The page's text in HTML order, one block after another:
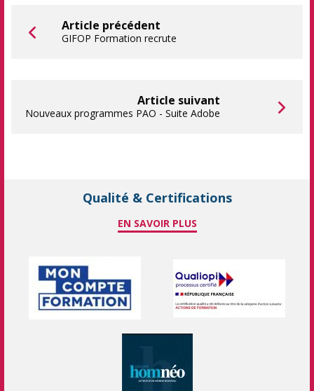
Article précédent
GIFOP Formation recrute
Article suivant
Nouveaux programmes PAO - Suite Adobe
Qualité & Certifications
EN SAVOIR PLUS